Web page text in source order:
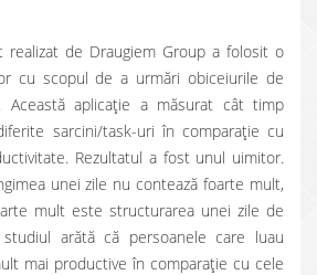
de Draugiem Group a folosit o
cu scopul de a urmări obiceiurile de
Această aplicație a măsurat cât timp
sarcini/task-uri în comparație cu
Rezultatul a fost unul uimitor.
unei zile nu contează foarte mult,
mult este structurarea unei zile de
arătă că persoanele care luau
mai productive în comparație cu cele